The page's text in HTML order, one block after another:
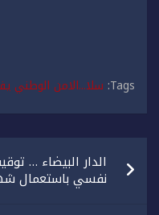
Tags: سلا...الامن الوطني
تصفّح
المقالاتالدار البيضاء …
نفسي باستعمال